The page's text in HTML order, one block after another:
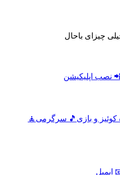
چیزای باحال
نصب اپلیکیشن
کوئیز و بازی 🎵 سرگرمی 🧘
ایمیل